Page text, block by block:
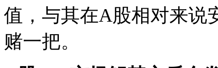
值，与其在A股相对来说
赌一把。